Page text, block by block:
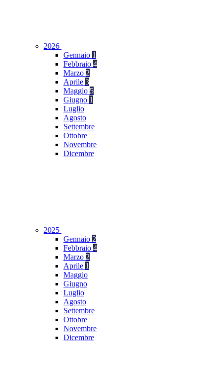
2026
Gennaio 1
Febbraio 4
Marzo 2
Aprile 3
Maggio 5
Giugno 1
Luglio
Agosto
Settembre
Ottobre
Novembre
Dicembre
2025
Gennaio 2
Febbraio 4
Marzo 2
Aprile 1
Maggio
Giugno
Luglio
Agosto
Settembre
Ottobre
Novembre
Dicembre